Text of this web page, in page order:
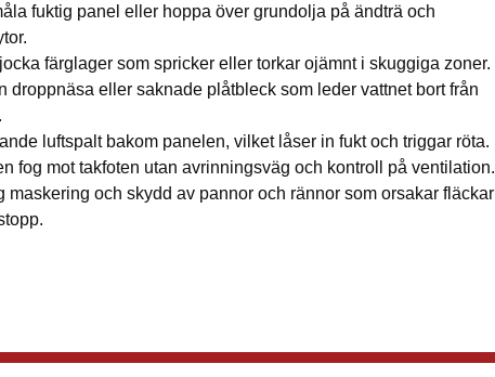
fuktig panel eller hoppa över grundolja på ändträ och
färglager som spricker eller torkar ojämnt i skuggiga zoner.
droppnäsa eller saknade plåtbleck som leder vattnet bort från
luftspalt bakom panelen, vilket låser in fukt och triggar röta.
fog mot takfoten utan avrinningsväg och kontroll på ventilation.
maskering och skydd av pannor och rännor som orsakar fläckar